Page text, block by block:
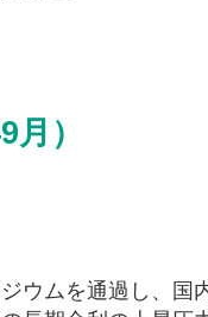
）
ウムを通過し、